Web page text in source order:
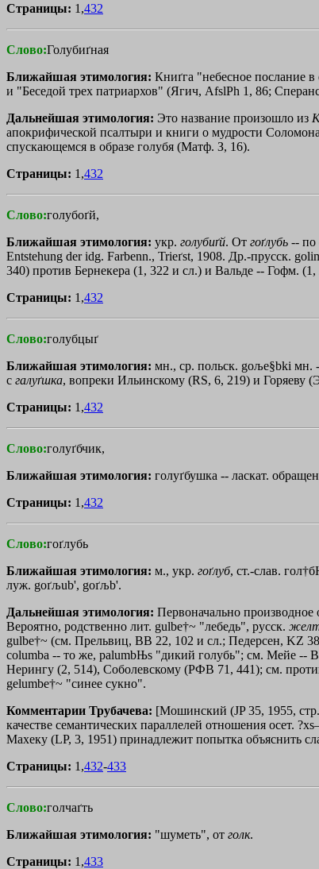
Страницы: 1,432
Слово:Голубиґная
Ближайшая этимология: Книґга "небесное послание
и "Беседой трех патриархов" (Ягич, AfslPh 1, 86;
Дальнейшая этимология: Это название произошло из
апокрифической псалтыри и книги о мудрости
спускающемся в образе голубя (Матф. З, 16).
Страницы: 1,432
Слово:голубоґй,
Ближайшая этимология: укр. голубиґй. От гоґлубь -- по
Entstehung der idg. Farbenn., Trieґst, 1908. Др.-прусск.
340) против Бернекера (1, 322 и сл.) и Вальде -- Гофм. (1,
Страницы: 1,432
Слово:голубцыґ
Ближайшая этимология: мн., ср. польск. goљe§bki мн.
с галуґшка, вопреки Ильинскому (RS, 6, 219) и Горяеву
Страницы: 1,432
Слово:голуґбчик,
Ближайшая этимология: голуґбушка -- ласкат.
Страницы: 1,432
Слово:гоґлубь
Ближайшая этимология: м., укр. гоґлуб, ст.-слав. гол
луж. goґљub', goґљb'.
Дальнейшая этимология: Первоначально производное
Вероятно, родственно лит. gulbe†~ "лебедь", русск.
gulbe†~ (см. Прельвиц, ВВ 22, 102 и сл.; Педерсен, KZ
columba -- то же, palumbЊs "дикий голубь"; см. Мейе --
Нерингу (2, 514), Соболевскому (РФВ 71, 441); см.
gelumbe†~ "синее сукно".
Комментарии Трубачева: [Мошинский (JP 35, 1955,
качестве семантических параллелей отношения осет.
Махеку (LP, 3, 1951) принадлежит попытка объяснить
Страницы: 1,432-433
Слово:голчаґть
Ближайшая этимология: "шуметь", от голк.
Страницы: 1,433